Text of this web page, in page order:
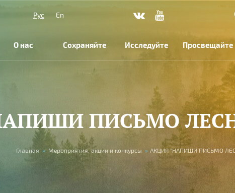
Рус
En
О нас Сохраняйте Исследуйте Просвещайте
ПИСЬМО
Главная » Мероприятия, акции и конкурсы » АКЦИЯ "НАПИШИ ПИСЬМО